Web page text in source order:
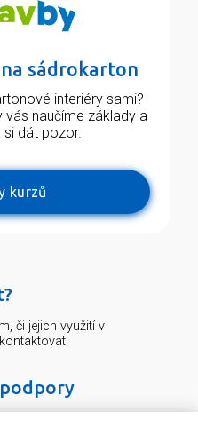
sádrokarton
interiéry sami?
naučíme základy a
si dát pozor.
kurzů
či jejich využití v